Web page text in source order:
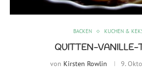
BACKEN KUCHEN &
QUITTEN-VANILLE-
von Kirsten Rowlin 9.